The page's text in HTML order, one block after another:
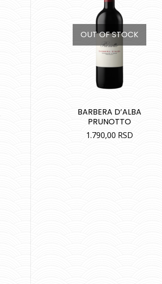
OUT OF STOCK
BARBERA D’ALBA
PRUNOTTO
1.790,00 RSD